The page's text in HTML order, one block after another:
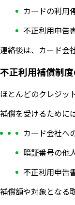
カードの利用
不正利用申告
連絡後は、カード会
不正利用補償制
ほとんどのクレジッ
補償を受けるために
カード会社へ
暗証番号の他
不正利用申告
補償額や対象となる